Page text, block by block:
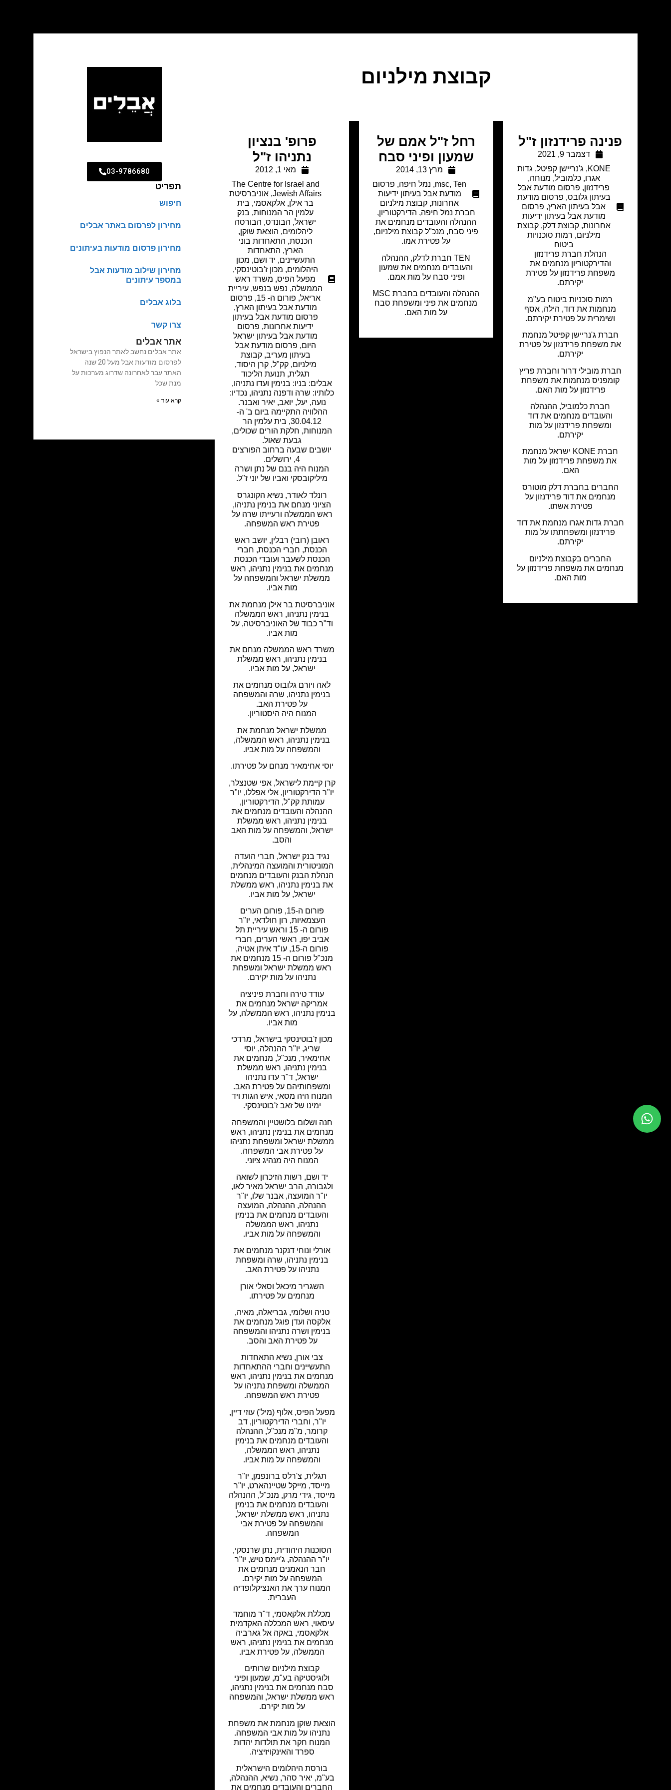
קבוצת מילניום
פנינה פרידנזון ז"ל
דצמבר 9, 2021
KONE
,ג'נריישן קפיטל,גדות
אגרו,כלמוביל, מנוחה,
פרידנזון, פרסום מודעת אבל
בעיתון גלובס, פרסום מודעת
אבל בעיתון הארץ, פרסום
מודעת אבל בעיתון ידיעות
אחרונות,קבוצת דלק,קבוצת
מילניום, רמות סוכנויות
ביטוח
הנהלת חברת פרידנזון
והדירקטוריון מנחמים את
משפחת פרידנזון על פטירת
יקירתם.
רמות סוכניות ביטוח בע"מ
מנחמות את דוד, הילה, אסף
ושימרית על פטירת יקירתם.
חברת ג'נריישן קפיטל מנחמת
את משפחת פרידנזון על פטירת
יקירתם.
חברת מובילי דרור וחברת פריץ
קומפניס מנחמות את משפחת
פרידנזון על מות האם.
חברת כלמוביל, ההנהלה
והעובדים מנחמים את דוד
ומשפחת פרידנזון על מות
יקירתם.
חברת KONE ישראל מנחמת
את משפחת פרידנזון על מות
האם.
החברים בחברת דלק מוטורס
מנחמים את דוד פרידנזון על
פטירת אשתו.
חברת גדות אגרו מנחמת את דוד
פרידנזון ומשפחתתו על מות
יקירתם.
החברים בקבוצת מילניום
מנחמים את משפחת פרידנזון על
מות האם.
רחל ז"ל אמם של
שמעון ופיני סבח
מרץ 13, 2014
msc,Ten
, נמל חיפה, פרסום
מודעת אבל בעיתון ידיעות
אחרונות, קבוצת מילניום
חברת נמל חיפה, הדירקטוריון,
ההנהלה והעובדים מנחמים את
פיני סבח, מנכ"ל קבוצת מילניום,
על פטירת אמו.
TEN חברת לדלק, ההנהלה
והעובדים מנחמים את שמעון
ופיני סבח על מות אמם.
ההנהלה והעובדים בחברת MSC
מנחמים את פיני ומשפחת סבח
על מות האם.
פרופ' בנציון
נתניהו ז"ל
מאי 1, 2012
The Centre for Israel and
Jewish Affairs
, אוניברסיטת
בר אילן, אלקאסמי, בית
עלמין הר המנוחות, בנק
ישראל, הבונדס, הבורסה
ליהלומים, הוצאת שוקן,
הכנסת, התאחדות בוני
הארץ, התאחדות
התעשיינים, יד ושם, מכון
היהלומים, מכון ז'בוטינסקי,
מפעל הפיס, משרד ראש
הממשלה, נפש בנפש, עיריית
אריאל, פורום ה- 15 , פרסום
מודעת אבל בעיתון הארץ,
פרסום מודעת אבל בעיתון
ידיעות אחרונות, פרסום
מודעת אבל בעיתון ישראל
היום, פרסום מודעת אבל
בעיתון מעריב,קבוצת
מילניום,קק"ל,קרן היסוד,
תגלית, תנועת הליכוד
אבלים: בניו: בנימין ועדו נתניהו,
כלותיו: שרה ודפנה נתניהו, נכדיו:
נועה, יעל, יואב, יאיר ואבנר.
ההלוויה התקיימה ביום ב' ה-
30.04.12, בית עלמין הר
המנוחות, חלקת הורים שכולים,
גבעת שאול.
יושבים שבעה ברחוב הפורצים
4, ירושלים.
המנוח היה בנם של נתן ושרה
מיליקובסקי ואביו של יוני ז"ל.
רונלד לאודר, נשיא הקונגרס
הציוני מנחם את בנימין נתניהו,
ראש הממשלה ורעייתו שרה על
פטירת ראש המשפחה.
ראובן (רובי) רבלין, יושב ראש
הכנסת, חברי הכנסת, חברי
הכנסת לשעבר ועובדי הכנסת
מנחמים את בנימין נתניהו, ראש
ממשלת ישראל והמשפחה על
מות אביו.
אוניברסיטת בר אילן מנחמת את
בנימין נתניהו, ראש הממשלה
וד"ר כבוד של האוניברסיטה, על
מות אביו.
משרד ראש הממשלה מנחם את
בנימין נתניהו, ראש ממשלת
ישראל, על מות אביו.
לאה ויורם גלובוס מנחמים את
בנימין נתניהו, שרה והמשפחה
על פטירת האב.
המנוח היה היסטוריון.
ממשלת ישראל מנחמת את
בנימין נתניהו, ראש הממשלה,
והמשפחה על מות אביו.
יוסי אחימאיר מנחם על פטירתו.
קרן קיימת לישראל, אפי שטנצלר,
יו"ר הדירקטוריון, אלי אפללו, יו"ר
עמותת קק"ל, הדירקטוריון,
ההנהלה והעובדים מנחמים את
בנימין נתניהו, ראש ממשלת
ישראל, והמשפחה על מות האב
והסב.
נגיד בנק ישראל, חברי הועדה
המוניטורית והמועצה המינהלית,
הנהלת הבנק והעובדים מנחמים
את בנימין נתניהו, ראש ממשלת
ישראל, על מות אביו.
פורום ה-15, פורום הערים
העצמאיות, רון חולדאי, יו"ר
פורום ה- 15 וראש עיריית תל
אביב יפו, ראשי הערים, חברי
פורום ה-15, עו"ד איתן אטיה,
מנכ"ל פורום ה- 15 מנחמים את
ראש ממשלת ישראל ומשפחת
נתניהו על מות יקירם.
עודד טירה וחברת פיניציה
אמריקה ישראל מנחמים את
בנימין נתניהו, ראש הממשלה, על
מות אביו.
מכון ז'בוטינסקי בישראל, מרדכי
שריג, יו"ר ההנהלה, יוסי
אחימאיר, מנכ"ל, מנחמים את
בנימין נתניהו, ראש ממשלת
ישראל, ד"ר עדו נתניהו
ומשפחותיהם על פטירת האב.
המנוח היה מסאי, איש הגות ויד
ימינו של זאב ז'בוטינסקי.
חנה ושלום בלושטיין והמשפחה
מנחמים את בנימין נתניהו, ראש
ממשלת ישראל ומשפחת נתניהו
על פטירת אבי המשפחה.
המנוח היה מנהיג ציוני.
יד ושם, רשות הזיכרון לשואה
ולגבורה, הרב ישראל מאיר לאו,
יו"ר המועצה, אבנר שלו, יו"ר
ההנהלה, ההנהלה, המועצה
והעובדים מנחמים את בנימין
נתניהו, ראש הממשלה
והמשפחה על מות אביו.
אורלי ונוחי דנקנר מנחמים את
בנימין נתניהו, שרה ומשפחת
נתניהו על פטירת האב.
השגריר מיכאל וסאלי אורן
מנחמים על פטירתו.
טניה ושלומי, גבריאלה, מאיה,
אלקסה ועדן פוגל מנחמים את
בנימין ושרה נתניהו והמשפחה
על פטירת האב והסב.
צבי אורן, נשיא התאחדות
התעשיינים וחברי ההתאחדות
מנחמים את בנימין נתניהו, ראש
הממשלה ומשפחת נתניהו על
פטירת ראש המשפחה.
מפעל הפיס, אלוף (מיל') עוזי דיין,
יו"ר, וחברי הדירקטוריון, דב
קרומר, מ"מ מנכ"ל, ההנהלה
והעובדים מנחמים את בנימין
נתניהו, ראש הממשלה,
והמשפחה על מות אביו.
תגלית, צ'רלס ברונפמן, יו"ר
מייסד, מייקל שטיינהארט, יו"ר
מייסד, גידי מרק, מנכ"ל, ההנהלה
והעובדים מנחמים את בנימין
נתניהו, ראש ממשלת ישראל,
והמשפחה על פטירת אבי
המשפחה.
הסוכנות היהודית, נתן שרנסקי,
יו"ר ההנהלה, ג'יימס טיש, יו"ר
חבר הנאמנים מנחמים את
המשפחה על מות יקירם.
המנוח ערך את האנציקלופדיה
העברית.
מכללת אלקאסמי, ד"ר מוחמד
עיסאוי, ראש המכללה האקדמית
אלקאסמי, באקה אל גארביה
מנחמים את בנימין נתניהו, ראש
הממשלה, על פטירת אביו.
קבוצת מילניום שרותים
ולוגיסטיקה בע"מ, שמעון ופיני
סבח מנחמים את בנימין נתניהו,
ראש ממשלת ישראל, והמשפחה
על מות יקירם.
הוצאת שוקן מנחמת את משפחת
נתניהו על מות אבי המשפחה.
המנוח חקר את תולדות יהדות
ספרד והאינקויזיציה.
בורסת היהלומים הישראלית
בע"מ, יאיר סהר, נשיא, ההנהלה,
החברים והעובדים מנחמים את
03-9786680
תפריט
חיפוש
מחירון לפרסום באתר אבלים
מחירון פרסום מודעות בעיתונים
מחירון שילוב מודעות אבל
במספר עיתונים
בלוג אבלים
צרו קשר
אתר אבלים
אתר אבלים נחשב לאתר הנפוץ בישראל
לפרסום מודעות אבל מעל 20 שנה
האתר עבר לאחרונה שדרוג מערכות על
מנת שכל
קרא עוד »